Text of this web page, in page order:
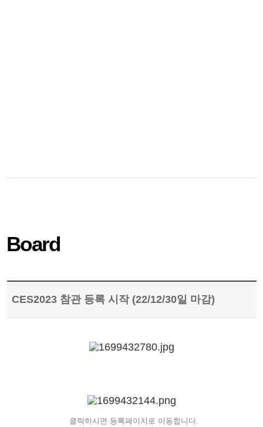
Board
CES2023 참관 등록 시작 (22/12/30일 마감)
클릭하시면 등록페이지로 이동합니다.